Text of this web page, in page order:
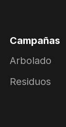
Campañas
Arbolado
Residuos